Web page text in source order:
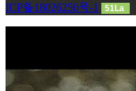
ICP备18026256号-1
51La